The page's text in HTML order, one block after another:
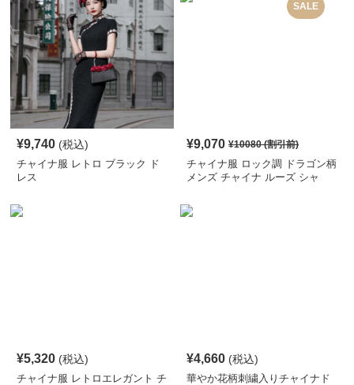
¥9,740 (税込)
チャイナ服 レトロ ブラック ド
レス
SALE
¥9,070 ¥10080(割引前)
チャイナ服 ロック調 ドラゴン柄
メンズ チャイナ ルーズ シャ
¥5,320 (税込)
チャイナ服 レトロエレガント チ
¥4,660 (税込)
華やか花柄刺繍入りチャイナド